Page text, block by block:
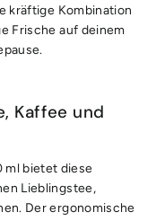
kräftige Kombination
Frische auf deinem
Kaffee und
ml bietet diese
Lieblingstee,
Der ergonomische